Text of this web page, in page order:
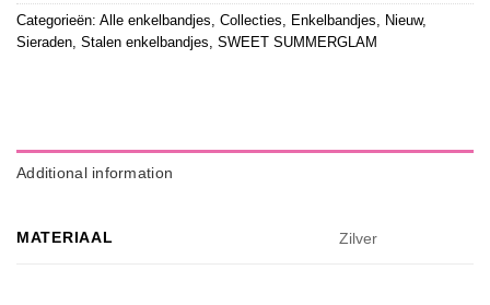
Categorieën: Alle enkelbandjes Collecties Enkelbandjes Nieuw,
Sieraden Stalen enkelbandjes SWEET SUMMERGLAM
Additional information
MATERIAAL Zilver